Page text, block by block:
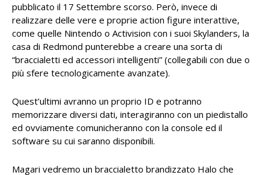
pubblicato il 17 Settembre scorso. Però, invece di
realizzare delle vere e proprie action figure interattive,
come quelle Nintendo o Activision con i suoi Skylanders, la
casa di Redmond punterebbe a creare una sorta di
“braccialetti ed accessori intelligenti” (collegabili con due o
più sfere tecnologicamente avanzate).
Quest’ultimi avranno un proprio ID e potranno
memorizzare diversi dati, interagiranno con un piedistallo
ed ovviamente comunicheranno con la console ed il
software su cui saranno disponibili.
Magari vedremo un braccialetto brandizzato Halo che